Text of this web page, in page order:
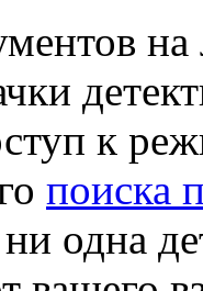
к
поиска
одна